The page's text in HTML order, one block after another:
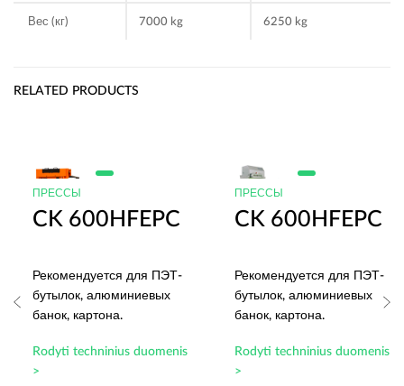
Вес (кг) 7000 kg 6250 kg
RELATED PRODUCTS
ПРЕССЫ
CK 600HFEPC
Рекомендуется для ПЭТ-
бутылок, алюминиевых
банок, картона.
Rodyti techninius duomenis
>
ПРЕССЫ
CK 600HFEPC
Рекомендуется для ПЭТ-
бутылок, алюминиевых
банок, картона.
Rodyti techninius duomenis
>